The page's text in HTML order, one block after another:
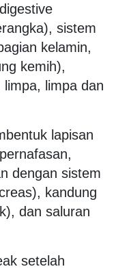
sistem
kelamin,
kemih),
limpa dan
lapisan
dengan sistem
kandung
dan saluran
setelah